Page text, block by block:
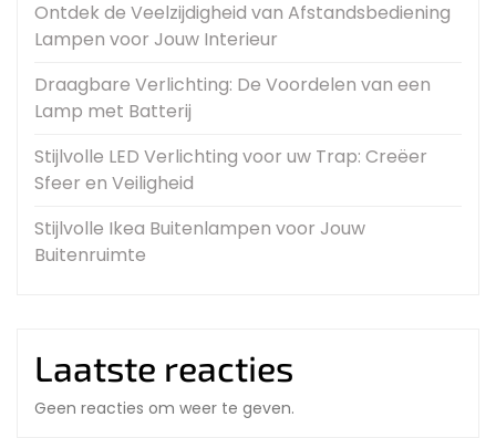
Ontdek de Veelzijdigheid van Afstandsbediening
Lampen voor Jouw Interieur
Draagbare Verlichting: De Voordelen van een
Lamp met Batterij
Stijlvolle LED Verlichting voor uw Trap: Creëer
Sfeer en Veiligheid
Stijlvolle Ikea Buitenlampen voor Jouw
Buitenruimte
Laatste reacties
Geen reacties om weer te geven.